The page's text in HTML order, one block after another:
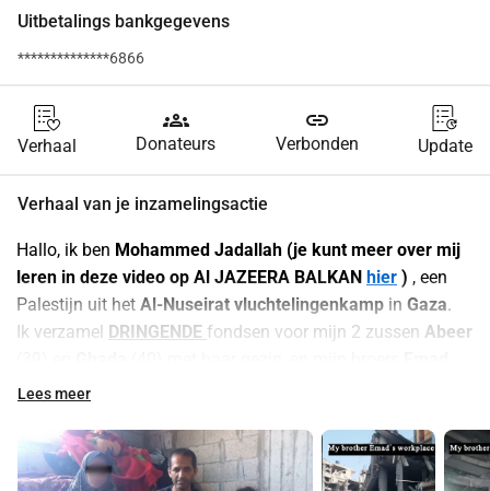
Uitbetalings bankgegevens
**************6866
Verhaal
groups
Donateurs
link
Verbonden Update
Verhaal van je inzamelingsactie
Hallo, ik ben Mohammed Jadallah (je kunt meer over mij
leren in deze video op Al JAZEERA BALKAN hier ) , een
Palestijn uit het Al-Nuseirat vluchtelingenkamp in Gaza.
Ik verzamel DRINGENDE fondsen voor mijn 2 zussen
(44), een computertechnicus met
meisjes (Hala 4, Tala 2, Dana 1).
Al hun bezittingen en werk in Gaza zijn
tijdens de eerste
Lees meer